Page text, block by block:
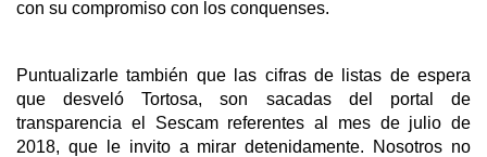
con su compromiso con los conquenses.
Puntualizarle también que las cifras de listas de espera
que desveló Tortosa, son sacadas del portal de
transparencia el Sescam referentes al mes de julio de
2018, que le invito a mirar detenidamente. Nosotros no